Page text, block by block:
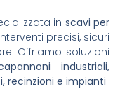
in scavi per
precisi, sicuri
Offriamo soluzioni
industriali,
recinzioni e impianti.